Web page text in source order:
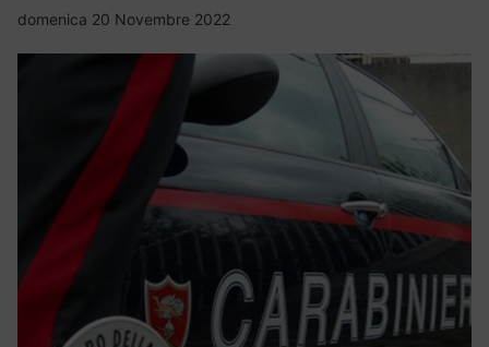
domenica 20 Novembre 2022